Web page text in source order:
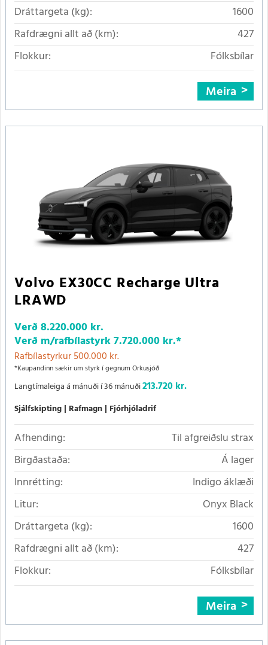
Dráttargeta (kg):
1600
Rafdrægni allt að (km):
427
Flokkur:
Fólksbílar
Meira
Volvo EX30CC Recharge Ultra
LRAWD
Verð8.220.000 kr.
Verð m/rafbílastyrk7.720.000 kr.*
Rafbílastyrkur 500.000 kr.
*Kaupandinn sækir um styrk í gegnum Orkusjóð
Langtímaleiga á mánuði í 36 mánuði213.720 kr.
Sjálfskipting Rafmagn Fjórhjóladrif
Afhending:
Til afgreiðslu strax
Birgðastaða:
Á lager
Innrétting:
Indigo áklæði
Litur:
Onyx Black
Dráttargeta (kg):
1600
Rafdrægni allt að (km):
427
Flokkur:
Fólksbílar
Meira